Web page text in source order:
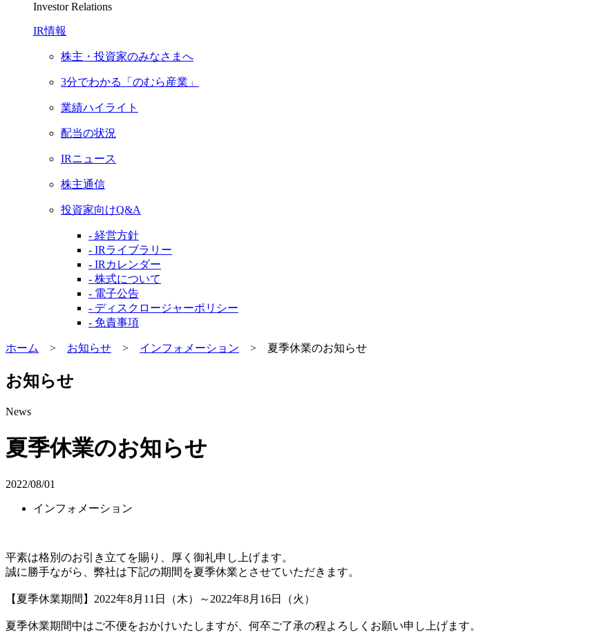
Investor Relations
IR情報
株主・投資家のみなさまへ
3分でわかる「のむら産業」
業績ハイライト
配当の状況
IRニュース
株主通信
投資家向けQ&A
- 経営方針
- IRライブラリー
- IRカレンダー
- 株式について
- 電子公告
- ディスクロージャーポリシー
- 免責事項
ホーム > お知らせ > インフォメーション > 夏季休業のお知らせ
お知らせ
News
夏季休業のお知らせ
2022/08/01
インフォメーション
平素は格別のお引き立てを賜り、厚く御礼申し上げます。
誠に勝手ながら、弊社は下記の期間を夏季休業とさせていただきます。
【夏季休業期間】2022年8月11日（木）～2022年8月16日（火）
夏季休業期間中はご不便をおかけいたしますが、何卒ご了承の程よろしくお願い申し上げます。